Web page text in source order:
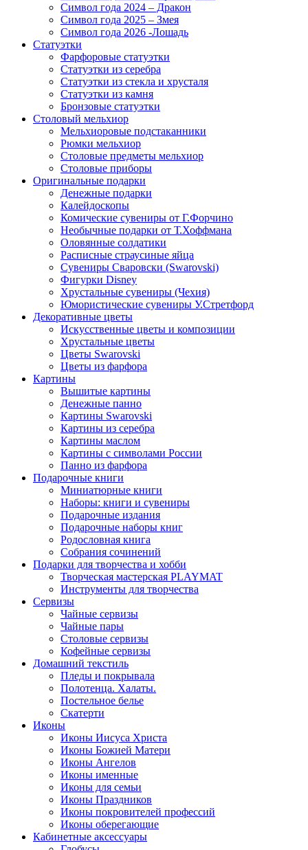
Символ года 2024 – Дракон
Символ года 2025 – Змея
Символ года 2026 -Лошадь
Статуэтки
Фарфоровые статуэтки
Статуэтки из серебра
Статуэтки из стекла и хрусталя
Статуэтки из камня
Бронзовые статуэтки
Столовый мельхиор
Мельхиоровые подстаканники
Рюмки мельхиор
Столовые предметы мельхиор
Столовые приборы
Оригинальные подарки
Денежные подарки
Калейдоскопы
Комические сувениры от Г.Форчино
Необычные подарки от Т.Хоффмана
Оловянные солдатики
Расписные страусиные яйца
Сувениры Сваровски (Swarovski)
Фигурки Disney
Хрустальные сувениры (Чехия)
Юмористические сувениры У.Стретфорд
Декоративные цветы
Искусственные цветы и композиции
Хрустальные цветы
Цветы Swarovski
Цветы из фарфора
Картины
Вышитые картины
Денежные панно
Картины Swarovski
Картины из серебра
Картины маслом
Картины с символами России
Панно из фарфора
Подарочные книги
Миниатюрные книги
Наборы: книги и сувениры
Подарочные издания
Подарочные наборы книг
Родословная книга
Собрания сочинений
Подарки для творчества и хобби
Творческая мастерская PLAYMAT
Инструменты для творчества
Cервизы
Чайные сервизы
Чайные пары
Столовые сервизы
Кофейные сервизы
Домашний текстиль
Пледы и покрывала
Полотенца. Халаты.
Постельное белье
Скатерти
Иконы
Иконы Иисуса Христа
Иконы Божией Матери
Иконы Ангелов
Иконы именные
Иконы для семьи
Иконы Праздников
Иконы покровителей профессий
Иконы оберегающие
Кабинетные аксессуары